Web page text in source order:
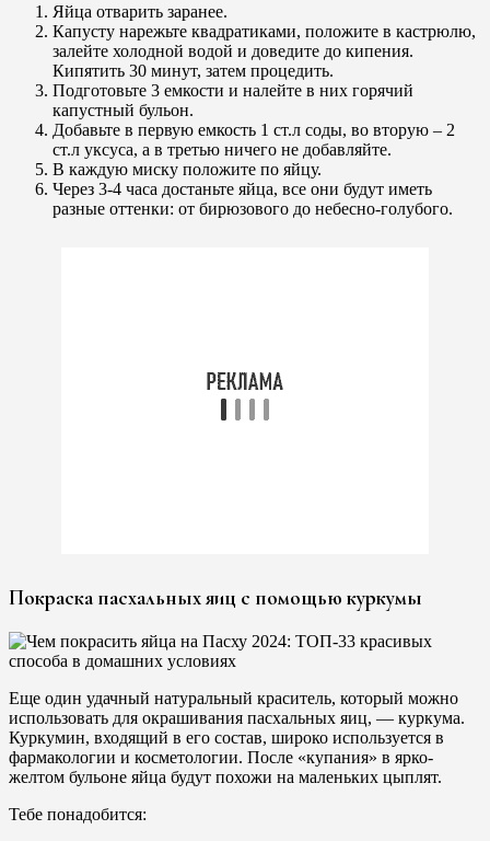
Яйца отварить заранее.
Капусту нарежьте квадратиками, положите в кастрюлю,
залейте холодной водой и доведите до кипения.
Кипятить 30 минут, затем процедить.
Подготовьте 3 емкости и налейте в них горячий
капустный бульон.
Добавьте в первую емкость 1 ст.л соды, во вторую – 2
ст.л уксуса, а в третью ничего не добавляйте.
В каждую миску положите по яйцу.
Через 3-4 часа достаньте яйца, все они будут иметь
разные оттенки: от бирюзового до небесно-голубого.
Покраска пасхальных яиц с помощью куркумы
Еще один удачный натуральный краситель, который можно
использовать для окрашивания пасхальных яиц, — куркума.
Куркумин, входящий в его состав, широко используется в
фармакологии и косметологии. После «купания» в ярко-
желтом бульоне яйца будут похожи на маленьких цыплят.
Тебе понадобится: